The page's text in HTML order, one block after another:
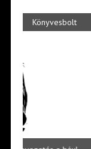
Könyvesbolt